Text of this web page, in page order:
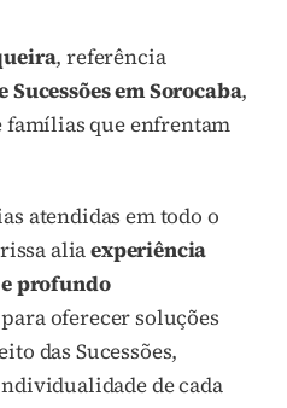
, referência
em Sorocaba,
famílias que enfrentam
atendidas em todo o
aliaexperiência
profundo
oferecer soluções
das Sucessões,
de cada